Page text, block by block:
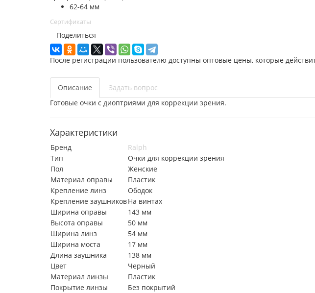
62-64 мм
Сертификаты
Поделиться
После регистрации пользователю доступны оптовые цены, которые
Описание
Задать вопрос
Готовые очки с диоптриями для коррекции зрения.
Характеристики
Бренд
Ralph
Тип
Очки для коррекции зрения
Пол
Женские
Материал оправы
Пластик
Крепление линз
Ободок
Крепление заушниковНа винтах
Ширина оправы
143 мм
Высота оправы
50 мм
Ширина линз
54 мм
Ширина моста
17 мм
Длина заушника
138 мм
Цвет
Черный
Материал линзы
Пластик
Покрытие линзы
Без покрытий